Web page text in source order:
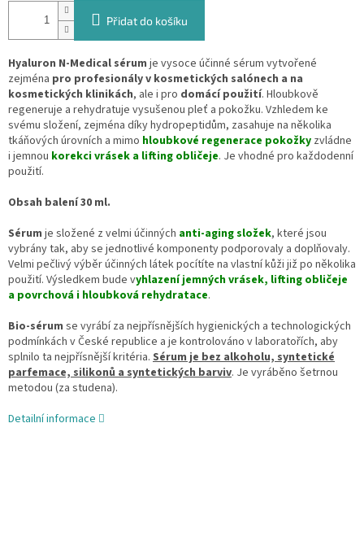
Přidat do košíku
Hyaluron N-Medical sérum je vysoce účinné sérum vytvořené
zejména pro profesionály v kosmetických salónech a na
kosmetických klinikách, ale i pro domácí použití. Hloubkově
regeneruje a rehydratuje vysušenou pleť a pokožku. Vzhledem ke
svému složení, zejména díky hydropeptidům, zasahuje na několika
tkáňových úrovních a mimo hloubkové regenerace pokožky zvládne
i jemnou korekci vrásek a lifting obličeje. Je vhodné pro každodenní
použití.
Obsah balení 30 ml.
Sérum je složené z velmi účinných anti-aging složek, které jsou
vybrány tak, aby se jednotlivé komponenty podporovaly a doplňovaly.
Velmi pečlivý výběr účinných látek pocítíte na vlastní kůži již po několika
použití. Výsledkem bude vyhlazení jemných vrásek, lifting obličeje
a povrchová i hloubková rehydratace.
Bio-sérum se vyrábí za nejpřísnějších hygienických a technologických
podmínkách v České republice a je kontrolováno v laboratořích, aby
splnilo ta nejpřísnější kritéria. Sérum je bez alkoholu, syntetické
parfemace, silikonů a syntetických barviv. Je vyráběno šetrnou
metodou (za studena).
Detailní informace